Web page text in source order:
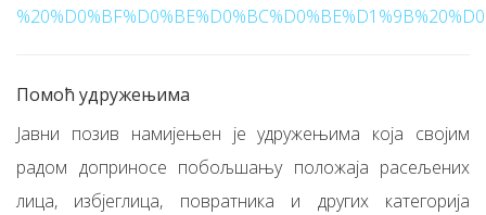
Помоћ удружењима
Јавни позив намијењен је удружењима која својим
радом доприносе побољшању положаја расељених
лица, избјеглица, повратника и других категорија